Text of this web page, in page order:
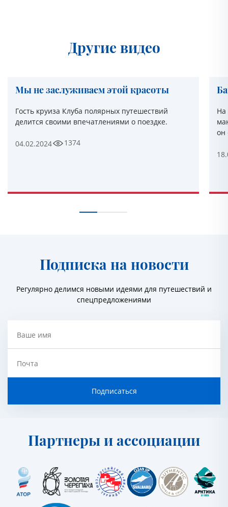
Другие видео
Мы не заслуживаем этой красоты
Гость круиза Клуба полярных путешествий
делится своими впечатлениями о поездке.
04.02.2024 1374
На
он
Подписка на новости
Регулярно делимся новыми идеями для путешествий и
спецпредложениями
Ваше имя
Почта
Подписаться
Партнеры и ассоциации